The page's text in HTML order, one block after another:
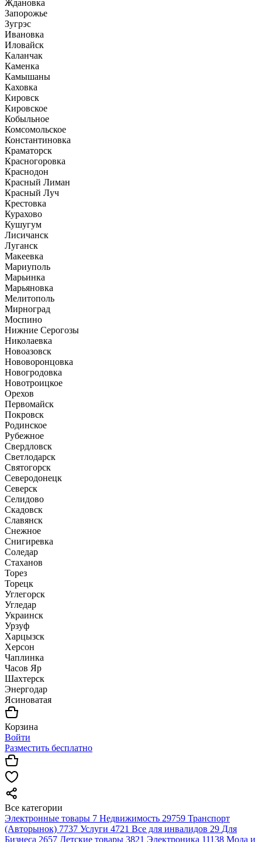
Ждановка
Запорожье
Зугрэс
Ивановка
Иловайск
Каланчак
Каменка
Камышаны
Каховка
Кировск
Кировское
Кобыльное
Комсомольское
Константиновка
Краматорск
Красногоровка
Краснодон
Красный Лиман
Красный Луч
Крестовка
Курахово
Кушугум
Лисичанск
Луганск
Макеевка
Мариуполь
Марьинка
Марьяновка
Мелитополь
Мирноград
Моспино
Нижние Серогозы
Николаевка
Новоазовск
Нововоронцовка
Новогродовка
Новотроицкое
Орехов
Первомайск
Покровск
Родинское
Рубежное
Свердловск
Светлодарск
Святогорск
Северодонецк
Северск
Селидово
Скадовск
Славянск
Снежное
Снигиревка
Соледар
Стаханов
Торез
Торецк
Углегорск
Угледар
Украинск
Урзуф
Харцызск
Херсон
Чаплинка
Часов Яр
Шахтерск
Энергодар
Ясиноватая
Корзина
Войти
Разместить бесплатно
Все категории
Электронные товары 7 Недвижимость 29759 Транспорт
(Авторынок) 7737 Услуги 4721 Все для инвалидов 29 Для
Бизнеса 2657 Детские товары 3821 Электроника 11138 Мода и